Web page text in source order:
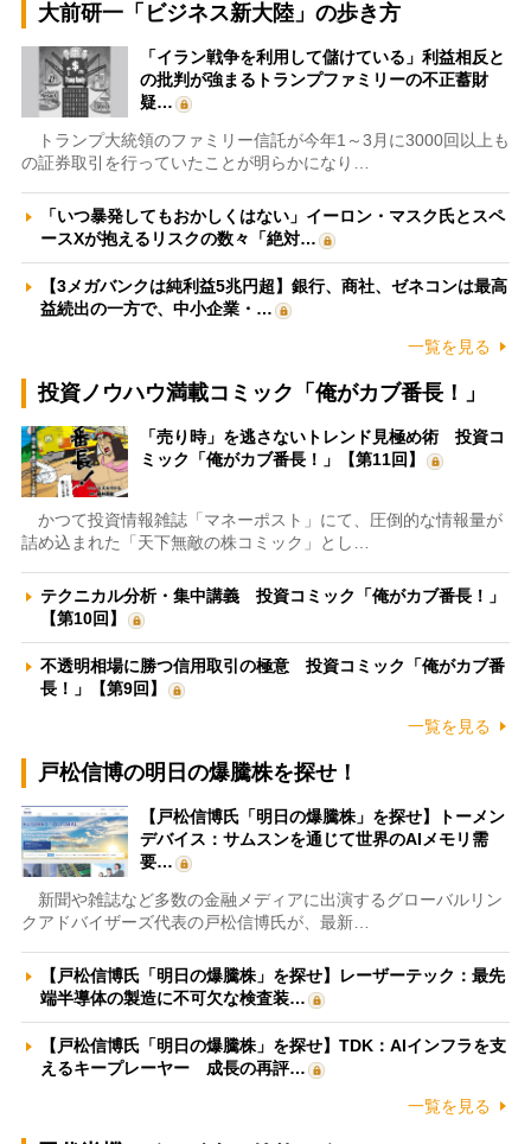
大前研一「ビジネス新大陸」の歩き方
「イラン戦争を利用して儲けている」利益相反と
の批判が強まるトランプファミリーの不正蓄財
疑…
トランプ大統領のファミリー信託が今年1～3月に3000回以上も
の証券取引を行っていたことが明らかになり…
「いつ暴発してもおかしくはない」イーロン・マスク氏とスペ
ースXが抱えるリスクの数々「絶対…
【3メガバンクは純利益5兆円超】銀行、商社、ゼネコンは最高
益続出の一方で、中小企業・…
一覧を見る
投資ノウハウ満載コミック「俺がカブ番長！」
「売り時」を逃さないトレンド見極め術 投資コ
ミック「俺がカブ番長！」【第11回】
かつて投資情報雑誌「マネーポスト」にて、圧倒的な情報量が
詰め込まれた「天下無敵の株コミック」とし…
テクニカル分析・集中講義 投資コミック「俺がカブ番長！」
【第10回】
不透明相場に勝つ信用取引の極意 投資コミック「俺がカブ番
長！」【第9回】
一覧を見る
戸松信博の明日の爆騰株を探せ！
【戸松信博氏「明日の爆騰株」を探せ】トーメン
デバイス：サムスンを通じて世界のAIメモリ需
要…
新聞や雑誌など多数の金融メディアに出演するグローバルリン
クアドバイザーズ代表の戸松信博氏が、最新…
【戸松信博氏「明日の爆騰株」を探せ】レーザーテック：最先
端半導体の製造に不可欠な検査装…
【戸松信博氏「明日の爆騰株」を探せ】TDK：AIインフラを支
えるキープレーヤー 成長の再評…
一覧を見る